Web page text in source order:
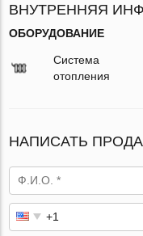
ВНУТРЕННЯЯ
ОБОРУДОВАНИЕ
Система
отопления
НАПИСАТЬ